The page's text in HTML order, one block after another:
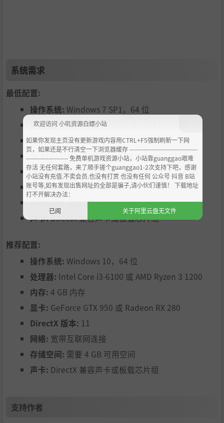
系统需求
最低配置:
操作系统: Windows 7 SP1，64 位
处理器:英特尔酷睿 i3-4160 或 AMD FX-4350
内存:4 GB 内存
显卡:GeForce GTX 660 或 Radeon HD 7850
DirectX 版本:11
网络:宽带互联网连接
需要 4 GB 可用空间
声卡:DirectX 兼容声卡或板载芯片组
推荐配置:
操作系统: Windows 10，64 位
处理器: Intel Core i3-6100 或 AMD Ryzen 3 1200
内存: 4 GB 内存
显卡: GeForce GTX 950 或 Radeon RX 280
DirectX 版本: 11
网络: 宽带互联网连接
存储空间: 需要 4 GB 可用空间
声卡: DirectX 兼容声卡或板载芯片组
支持作者
欢迎访问 小叽资源白嫖小站
如果你发现主页没有更新游戏内容用CTRL+F5强制刷新一下网
页，如果还是不行清空一下浏览器缓存 ----------------------------------
--------------------- 免费单机游戏资源小站，小站靠guanggao艰难
存活 无任何套路，来了顺手搓个guanggao1-2次支持下吧，感谢
小站没有充值.不卖会员.也没有打赏 也没有任何 公众号 抖音 B站
账号等,如有发现出售网址的全部是骗子,请小伙们谨慎！ 下载地址
打不开解决办法：
已阅
关于阿里云盘无文件